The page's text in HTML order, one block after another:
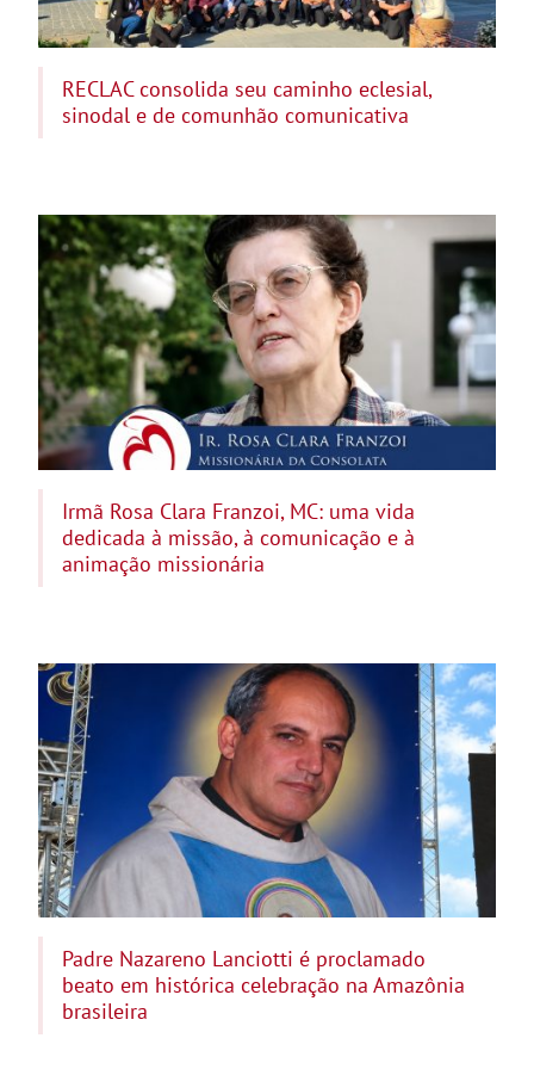
RECLAC consolida seu caminho eclesial,
sinodal e de comunhão comunicativa
Irmã Rosa Clara Franzoi, MC: uma vida
dedicada à missão, à comunicação e à
animação missionária
Padre Nazareno Lanciotti é proclamado
beato em histórica celebração na Amazônia
brasileira